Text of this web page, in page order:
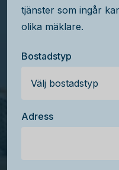
tjänster som ingår
olika mäklare.
Bostadstyp
Adress